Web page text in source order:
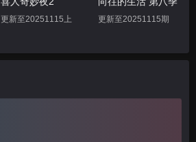
更新至20251115上 更新至20251115期